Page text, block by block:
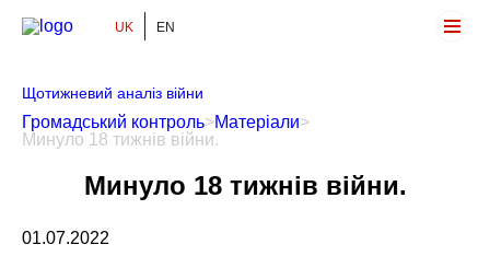
Громадський Контроль
UK EN
Щотижневий аналіз війни
Громадський контроль>Матеріали>
Минуло 18 тижнів війни.
Минуло 18 тижнів війни.
01.07.2022